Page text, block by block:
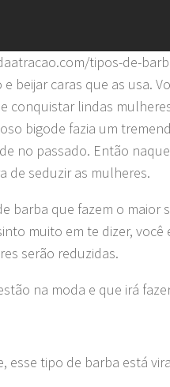
tipos-de-
beijar caras que as usa.
conquistar lindas
bigode fazia um
no passado. Então
de seduzir as mulheres.
barba que fazem o
muito em te dizer,
serão reduzidas.
na moda e que irá
esse tipo de barba está